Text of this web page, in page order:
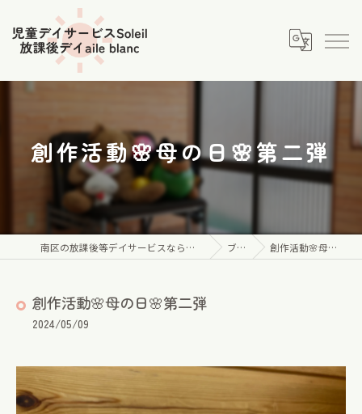
創作活動🌸母の日🌸第二弾
南区の放課後等デイサービスなら児童デイサービス Soleil ブログ 創作活動🌸母の日🌸第二弾
創作活動🌸母の日🌸第二弾
2024/05/09